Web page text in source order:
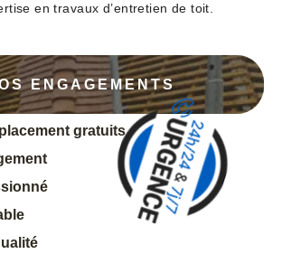
en travaux d’entretien de toit.
ENGAGEMENTS
gratuits